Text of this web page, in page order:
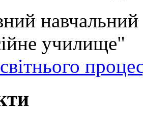
навчальний
училище"